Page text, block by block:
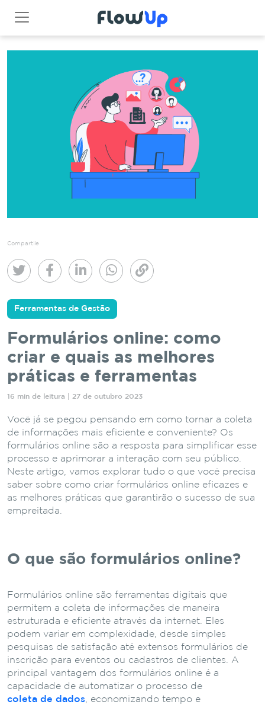
Compartile
Ferramentas de Gestão
Formulários online: como
criar e quais as melhores
práticas e ferramentas
16 min de leitura | 27 de outubro 2023
Você já se pegou pensando em como tornar a coleta
de informações mais eficiente e conveniente? Os
formulários online são a resposta para simplificar esse
processo e aprimorar a interação com seu público.
Neste artigo, vamos explorar tudo o que você precisa
saber sobre como criar formulários online eficazes e
as melhores práticas que garantirão o sucesso de sua
empreitada.
O que são formulários online?
Formulários online são ferramentas digitais que
permitem a coleta de informações de maneira
estruturada e eficiente através da internet. Eles
podem variar em complexidade, desde simples
pesquisas de satisfação até extensos formulários de
inscrição para eventos ou cadastros de clientes. A
principal vantagem dos formulários online é a
capacidade de automatizar o processo de
coleta de dados , economizando tempo e